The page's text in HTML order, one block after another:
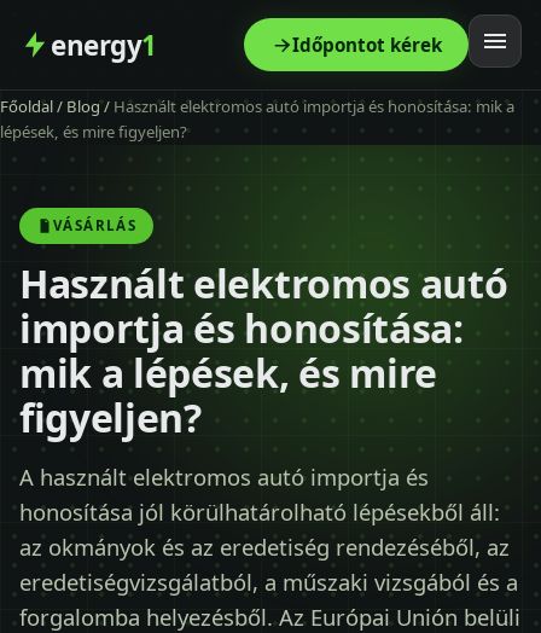
energy1 Időpontot kérek
Főoldal
Szolgáltatás
Modellek
Kapcsolat
Blog
Időpontot kérek
+36 30 680 7511
Főoldal/ Blog/ Használt elektromos autó importja és honosítása: mik a
lépések, és mire figyeljen?
VÁSÁRLÁS
Használt elektromos autó
importja és honosítása:
mik a lépések, és mire
figyeljen?
A használt elektromos autó importja és
honosítása jól körülhatárolható lépésekből áll:
az okmányok és az eredetiség rendezéséből, az
eredetiségvizsgálatból, a műszaki vizsgából és a
forgalomba helyezésből. Az Európai Unión belüli